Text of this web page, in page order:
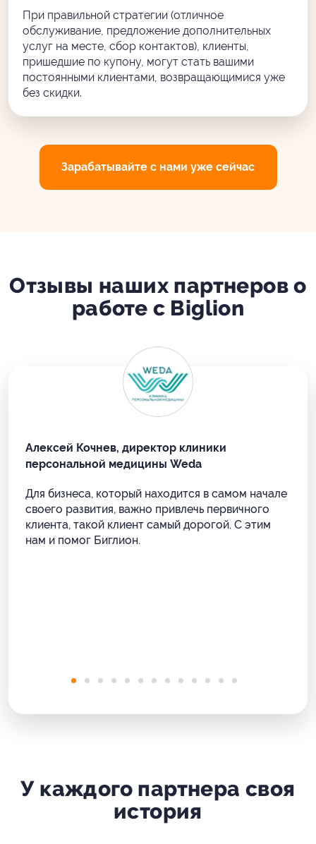
При правильной стратегии (отличное
обслуживание, предложение дополнительных
услуг на месте, сбор контактов), клиенты,
пришедшие по купону, могут стать вашими
постоянными клиентами, возвращающимися уже
без скидки.
Зарабатывайте с нами уже сейчас
Отзывы наших партнеров о
работе с Biglion
Алексей Кочнев, директор клиники
персональной медицины Weda
Для бизнеса, который находится в самом начале
своего развития, важно привлечь первичного
клиента, такой клиент самый дорогой. С этим
нам и помог Биглион.
У каждого партнера своя
история